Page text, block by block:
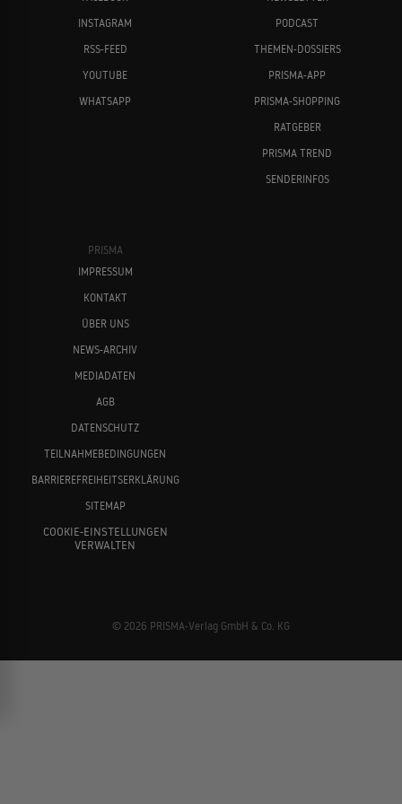
INSTAGRAM
RSS-FEED
YOUTUBE
WHATSAPP
PODCAST
THEMEN-DOSSIERS
PRISMA-APP
PRISMA-SHOPPING
RATGEBER
PRISMA TREND
SENDERINFOS
PRISMA
IMPRESSUM
KONTAKT
ÜBER UNS
NEWS-ARCHIV
MEDIADATEN
AGB
DATENSCHUTZ
TEILNAHMEBEDINGUNGEN
BARRIEREFREIHEITSERKLÄRUNG
SITEMAP
COOKIE-EINSTELLUNGEN
VERWALTEN
© 2026 PRISMA-Verlag GmbH & Co. KG